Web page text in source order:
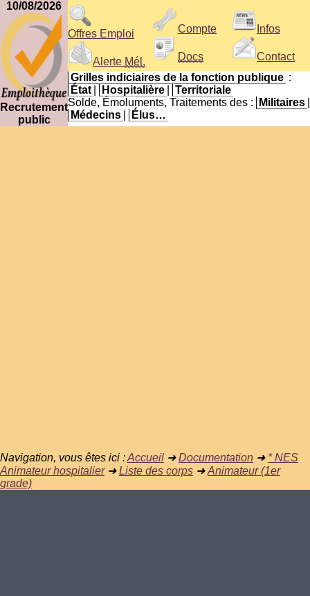
10/08/2026
Recrutement
public
Offres Emploi
Alerte Mél.
Compte
Docs
Infos
Contact
Grilles indiciaires de la fonction publique :
État
Hospitalière
Territoriale
Solde, Émoluments, Traitements des :
Militaires
Médecins
Élus…
Navigation, vous êtes ici :Accueil ➜Documentation ➜ * NES
Animateur hospitalier➜Liste des corps ➜Animateur (1er
grade)